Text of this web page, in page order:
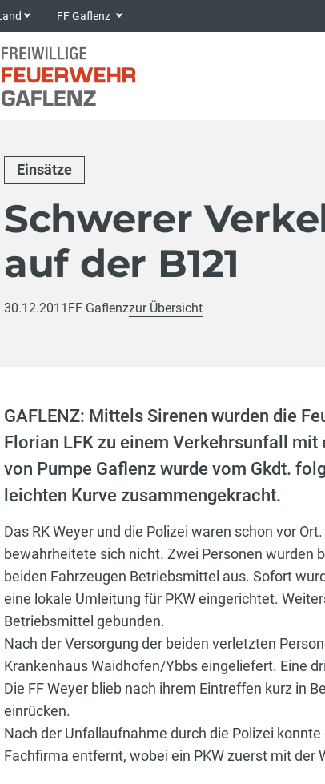
FF Gaflenz
Einsätze
Schwerer
auf der B121
30.12.2011 FF Gaflenzzur Übersicht
GAFLENZ: Mittels Sirenen wurden die
Florian LFK zu einem Verkehrsunfall
von Pumpe Gaflenz wurde vom Gkdt.
leichten Kurve zusammengekracht.
Das RK Weyer und die Polizei waren schon vor
bewahrheitete sich nicht. Zwei Personen wurden
beiden Fahrzeugen Betriebsmittel aus. Sofort
eine lokale Umleitung für PKW eingerichtet.
Betriebsmittel gebunden.
Nach der Versorgung der beiden verletzten
Krankenhaus Waidhofen/Ybbs eingeliefert. Eine
Die FF Weyer blieb nach ihrem Eintreffen kurz in
einrücken.
Nach der Unfallaufnahme durch die Polizei
Fachfirma entfernt, wobei ein PKW zuerst mit der